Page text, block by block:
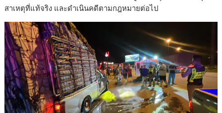
สาเหตุที่แท้จริง และดำเนินคดีตามกฎหมายต่อไป